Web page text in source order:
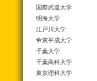
国際武道大学
明海大学
江戸川大学
帝京平成大学
千葉大学
千葉商科大学
東京理科大学